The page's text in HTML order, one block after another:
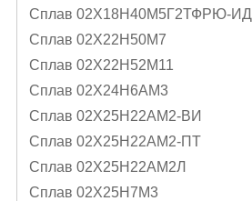
Сплав 02Х18Н40М5Г2ТФРЮ-ИД
Сплав 02Х22Н50М7
Сплав 02Х22Н52М11
Сплав 02Х24Н6AМ3
Сплав 02Х25Н22АМ2-ВИ
Сплав 02Х25Н22АМ2-ПТ
Сплав 02Х25Н22АМ2Л
Сплав 02Х25Н7М3